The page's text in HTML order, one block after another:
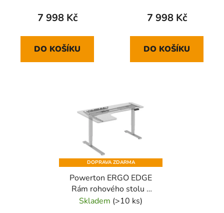
bílý
7 998 Kč
DO KOŠÍKU
černý
7 998 Kč
DO KOŠÍKU
DOPRAVA ZDARMA
Powerton ERGO EDGE
Rám rohového stolu s
elektricky nastavitelnou
Skladem (>10 ks)